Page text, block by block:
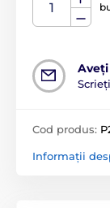
Cod produs:
Informații